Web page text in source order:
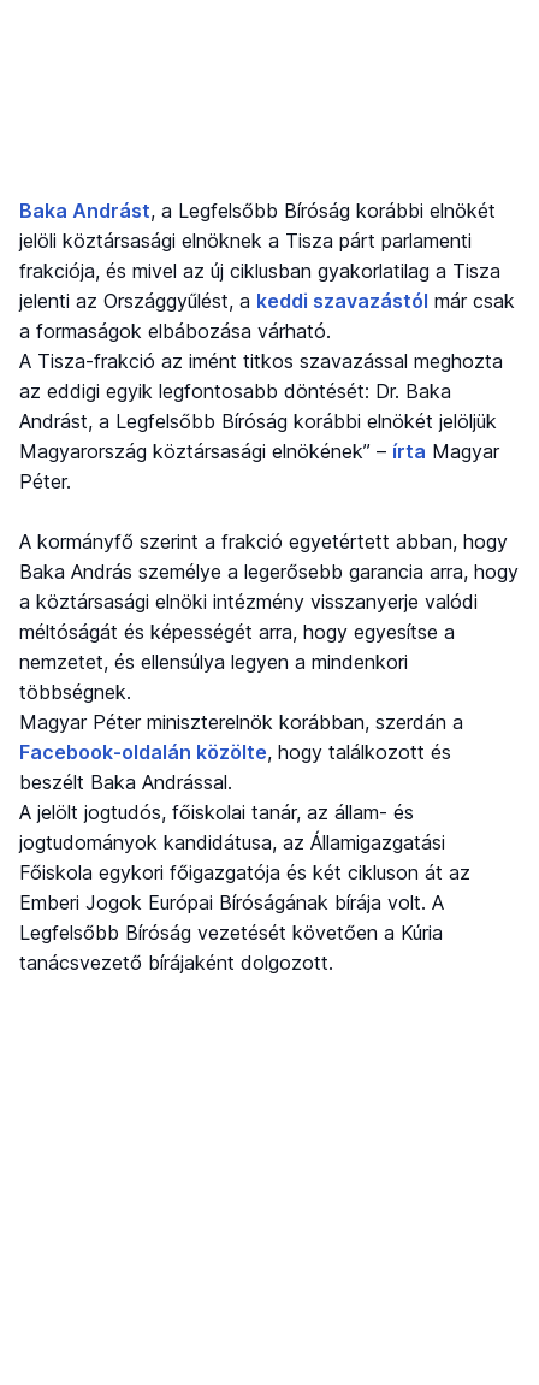
Baka Andrást, a Legfelsőbb Bíróság korábbi elnökét
jelöli köztársasági elnöknek a Tisza párt parlamenti
frakciója, és mivel az új ciklusban gyakorlatilag a Tisza
jelenti az Országgyűlést, a keddi szavazástól már csak
a formaságok elbábozása várható.
A Tisza-frakció az imént titkos szavazással meghozta
az eddigi egyik legfontosabb döntését: Dr. Baka
Andrást, a Legfelsőbb Bíróság korábbi elnökét jelöljük
Magyarország köztársasági elnökének” – írta Magyar
Péter.
A kormányfő szerint a frakció egyetértett abban, hogy
Baka András személye a legerősebb garancia arra, hogy
a köztársasági elnöki intézmény visszanyerje valódi
méltóságát és képességét arra, hogy egyesítse a
nemzetet, és ellensúlya legyen a mindenkori
többségnek.
Magyar Péter miniszterelnök korábban, szerdán a
Facebook-oldalán közölte, hogy találkozott és
beszélt Baka Andrással.
A jelölt jogtudós, főiskolai tanár, az állam- és
jogtudományok kandidátusa, az Államigazgatási
Főiskola egykori főigazgatója és két cikluson át az
Emberi Jogok Európai Bíróságának bírája volt. A
Legfelsőbb Bíróság vezetését követően a Kúria
tanácsvezető bírájaként dolgozott.